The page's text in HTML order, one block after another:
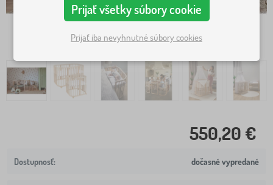
550,20 €
dočasné vypredané
Prijať všetky súbory cookie
Prijať iba nevyhnutné súbory cookies